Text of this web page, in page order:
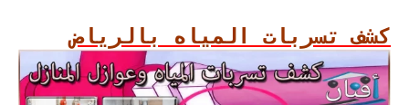
كشف تسربات المياه بالرياض